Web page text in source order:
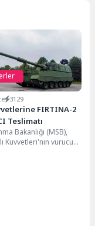
3129
FIRTINA-2
Teslimatı
Bakanlığı (MSB),
Kuvvetleri'nin vurucu